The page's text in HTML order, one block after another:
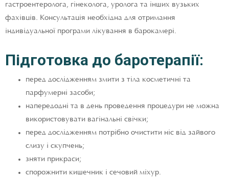
гастроентеролога, гінеколога, уролога та інших вузьких
фахівців. Консультація необхідна для отримання
індивідуальної програми лікування в барокамері.
Підготовка до баротерапії:
перед дослідженням змити з тіла косметичні та
парфумерні засоби;
напередодні та в день проведення процедури не можна
використовувати вагінальні свічки;
перед дослідженням потрібно очистити ніс від зайвого
слизу і скупчень;
зняти прикраси;
спорожнити кишечник і сечовий міхур.